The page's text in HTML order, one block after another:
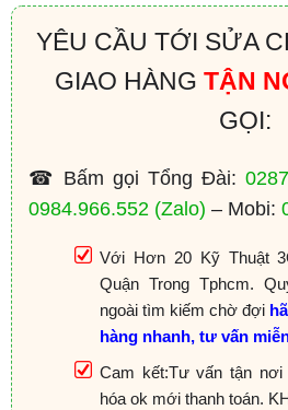
YÊU CẦU TỚI SỬA
GIAO HÀNG TẬN
GỌI:
☎ Bấm gọi Tổng Đài:
0984.966.552 (Zalo) – Mobi:
Với Hơn 20 Kỹ Thuật
Quận Trong Tphcm.
ngoài tìm kiếm chờ đợi
hàng nhanh, tư vấn
Cam kết:Tư vấn tận
hóa ok mới thanh toán.